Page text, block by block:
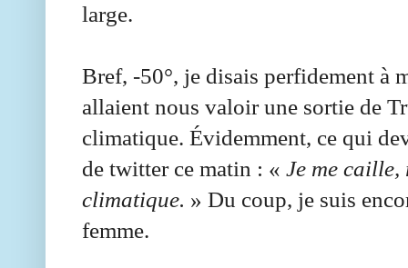
large.
Bref, -50°, je disais perfidement à
allaient nous valoir une sortie de
climatique. Évidemment, ce qui
de twitter ce matin : « Je me caille,
climatique. » Du coup, je suis
femme.